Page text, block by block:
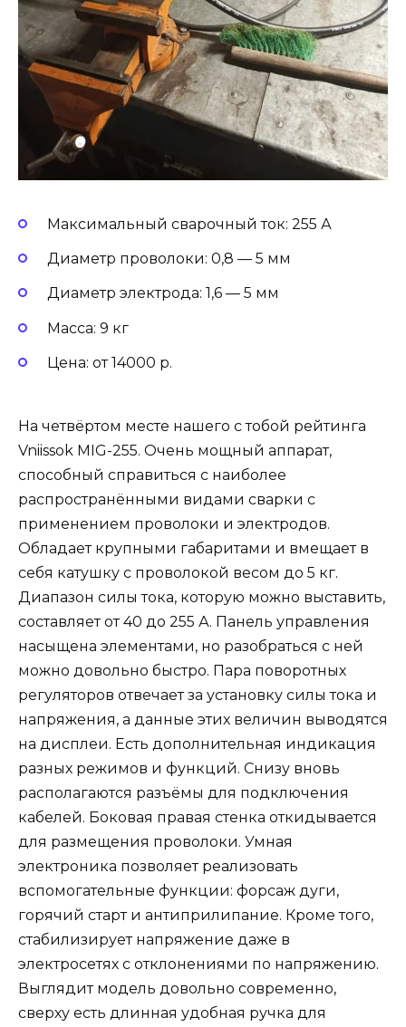
Максимальный сварочный ток: 255 А
Диаметр проволоки: 0,8 — 5 мм
Диаметр электрода: 1,6 — 5 мм
Масса: 9 кг
Цена: от 14000 р.
На четвёртом месте нашего с тобой рейтинга
Vniissok MIG-255. Очень мощный аппарат,
способный справиться с наиболее
распространёнными видами сварки с
применением проволоки и электродов.
Обладает крупными габаритами и вмещает в
себя катушку с проволокой весом до 5 кг.
Диапазон силы тока, которую можно выставить,
составляет от 40 до 255 А. Панель управления
насыщена элементами, но разобраться с ней
можно довольно быстро. Пара поворотных
регуляторов отвечает за установку силы тока и
напряжения, а данные этих величин выводятся
на дисплеи. Есть дополнительная индикация
разных режимов и функций. Снизу вновь
располагаются разъёмы для подключения
кабелей. Боковая правая стенка откидывается
для размещения проволоки. Умная
электроника позволяет реализовать
вспомогательные функции: форсаж дуги,
горячий старт и антиприлипание. Кроме того,
стабилизирует напряжение даже в
электросетях с отклонениями по напряжению.
Выглядит модель довольно современно,
сверху есть длинная удобная ручка для